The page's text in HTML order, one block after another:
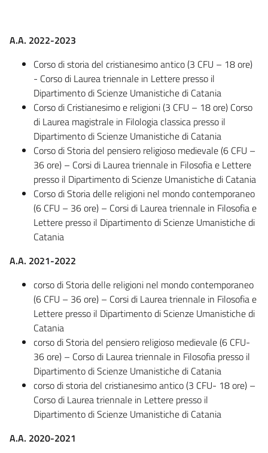
A.A. 2022-2023
Corso di storia del cristianesimo antico (3 CFU – 18 ore)
- Corso di Laurea triennale in Lettere presso il
Dipartimento di Scienze Umanistiche di Catania
Corso di Cristianesimo e religioni (3 CFU – 18 ore) Corso
di Laurea magistrale in Filologia classica presso il
Dipartimento di Scienze Umanistiche di Catania
Corso di Storia del pensiero religioso medievale (6 CFU –
36 ore) – Corsi di Laurea triennale in Filosofia e Lettere
presso il Dipartimento di Scienze Umanistiche di Catania
Corso di Storia delle religioni nel mondo contemporaneo
(6 CFU – 36 ore) – Corsi di Laurea triennale in Filosofia e
Lettere presso il Dipartimento di Scienze Umanistiche di
Catania
A.A. 2021-2022
corso di Storia delle religioni nel mondo contemporaneo
(6 CFU – 36 ore) – Corsi di Laurea triennale in Filosofia e
Lettere presso il Dipartimento di Scienze Umanistiche di
Catania
corso di Storia del pensiero religioso medievale (6 CFU-
36 ore) – Corso di Laurea triennale in Filosofia presso il
Dipartimento di Scienze Umanistiche di Catania
corso di storia del cristianesimo antico (3 CFU- 18 ore) –
Corso di Laurea triennale in Lettere presso il
Dipartimento di Scienze Umanistiche di Catania
A.A. 2020-2021